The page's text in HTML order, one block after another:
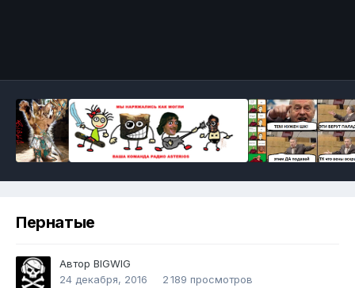
Пернатые
Автор BIGWIG
24 декабря, 2016
2 189 просмотров